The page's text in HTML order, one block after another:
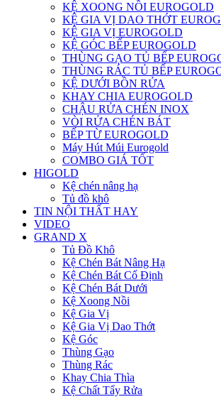
KỆ XOONG NỒI EUROGOLD
KỆ GIA VỊ DAO THỚT
KỆ GIA VỊ EUROGOLD
KỆ GÓC BẾP EUROGOLD
THÙNG GẠO TỦ BẾP
THÙNG RÁC TỦ BẾP
KỆ DƯỚI BỒN RỬA
KHAY CHIA EUROGOLD
CHẬU RỬA CHÉN INOX
VÒI RỬA CHÉN BÁT
BẾP TỪ EUROGOLD
Máy Hút Múi Eurogold
COMBO GIÁ TỐT
HIGOLD
Kệ chén nâng hạ
Tủ đồ khô
TIN NỘI THẤT HAY
VIDEO
GRAND X
Tủ Đồ Khô
Kệ Chén Bát Nâng Hạ
Kệ Chén Bát Cố Định
Kệ Chén Bát Dưới
Kệ Xoong Nồi
Kệ Gia Vị
Kệ Gia Vị Dao Thớt
Kệ Góc
Thùng Gạo
Thùng Rác
Khay Chia Thìa
Kệ Chất Tẩy Rửa